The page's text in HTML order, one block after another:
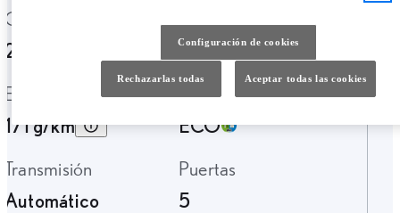
24 Meses
Híbrido Gasolina
Emisiones CO2
171 g/km
Etiqueta ambiental
ECO
Transmisión
Automático
Puertas
5
Configuración de cookies
Rechazarlas todas Aceptar todas las cookies